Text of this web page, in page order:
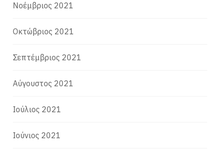
Νοέμβριος 2021
Οκτώβριος 2021
Σεπτέμβριος 2021
Αύγουστος 2021
Ιούλιος 2021
Ιούνιος 2021